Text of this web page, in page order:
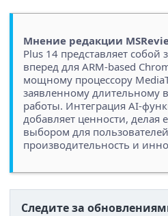
Мнение редакции
Plus 14 представляет
вперед для ARM-based
мощному процессору
заявленному длительному
работы. Интеграция AI-
добавляет ценности, делая
выбором для
производительность и
Следите за